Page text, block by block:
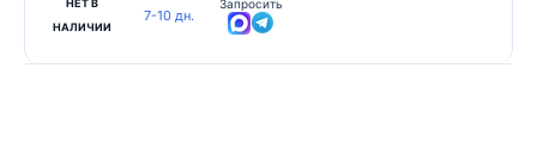
НЕТ В
НАЛИЧИИ
7-10 дн.
Запросить